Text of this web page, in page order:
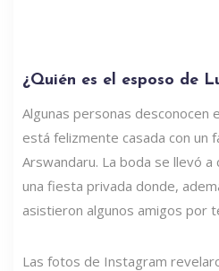
¿Quién es el esposo de
Algunas personas desconocen
está felizmente casada con un
Arswandaru. La boda se llevó
una fiesta privada donde,
asistieron algunos amigos por
Las fotos de Instagram